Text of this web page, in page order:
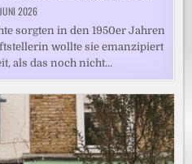
2026
sorgten in den 1950er Jahren
wollte sie emanzipiert
als das noch nicht…